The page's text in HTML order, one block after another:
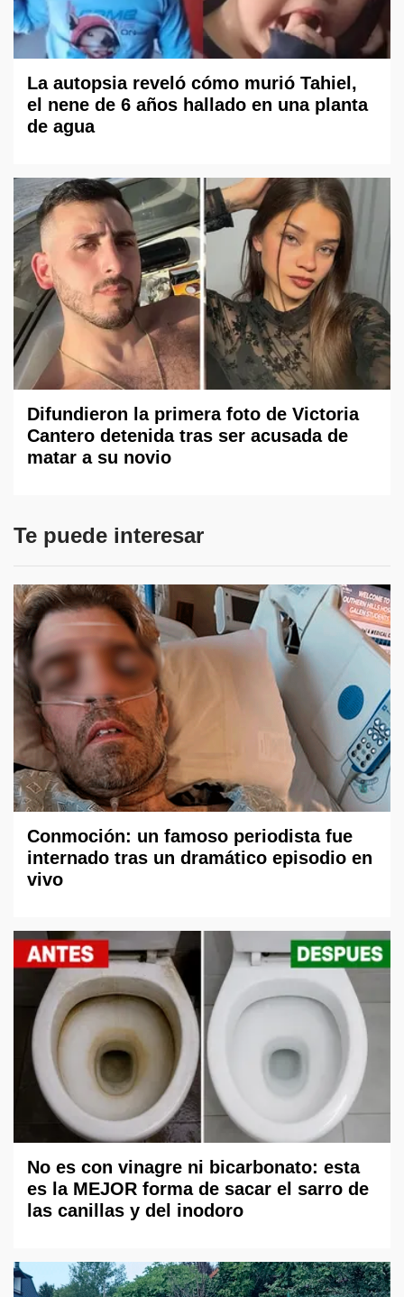
La autopsia reveló cómo murió Tahiel,
el nene de 6 años hallado en una planta
de agua
Difundieron la primera foto de Victoria
Cantero detenida tras ser acusada de
matar a su novio
Te puede interesar
Conmoción: un famoso periodista fue
internado tras un dramático episodio en
vivo
No es con vinagre ni bicarbonato: esta
es la MEJOR forma de sacar el sarro de
las canillas y del inodoro